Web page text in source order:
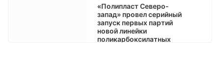
«Полипласт Северо-
запад» провел серийный
запуск первых партий
новой линейки
поликарбоксилатных